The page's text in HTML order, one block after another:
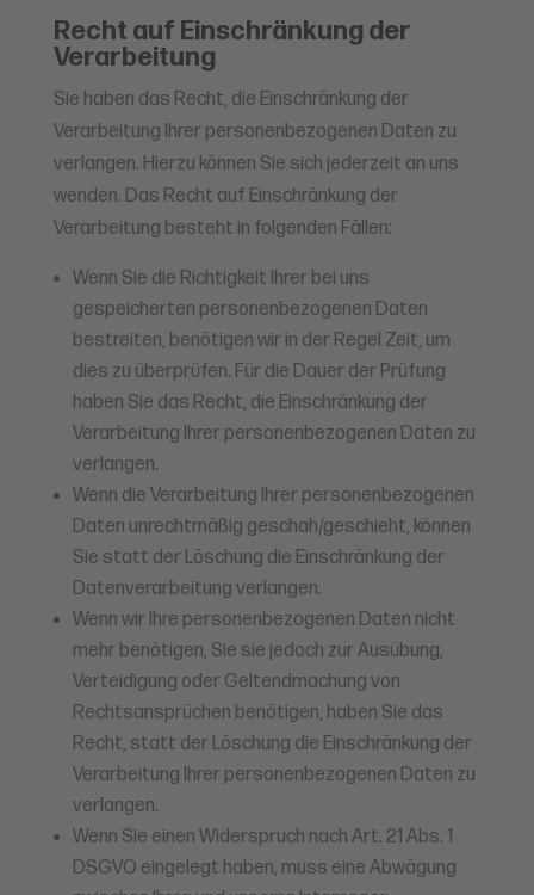
Recht auf Einschränkung der
Verarbeitung
Sie haben das Recht, die Einschränkung der
Verarbeitung Ihrer personenbezogenen Daten zu
verlangen. Hierzu können Sie sich jederzeit an uns
wenden. Das Recht auf Einschränkung der
Verarbeitung besteht in folgenden Fällen:
Wenn Sie die Richtigkeit Ihrer bei uns
gespeicherten personenbezogenen Daten
bestreiten, benötigen wir in der Regel Zeit, um
dies zu überprüfen. Für die Dauer der Prüfung
haben Sie das Recht, die Einschränkung der
Verarbeitung Ihrer personenbezogenen Daten zu
verlangen.
Wenn die Verarbeitung Ihrer personenbezogenen
Daten unrechtmäßig geschah/geschieht, können
Sie statt der Löschung die Einschränkung der
Datenverarbeitung verlangen.
Wenn wir Ihre personenbezogenen Daten nicht
mehr benötigen, Sie sie jedoch zur Ausübung,
Verteidigung oder Geltendmachung von
Rechtsansprüchen benötigen, haben Sie das
Recht, statt der Löschung die Einschränkung der
Verarbeitung Ihrer personenbezogenen Daten zu
verlangen.
Wenn Sie einen Widerspruch nach Art. 21 Abs. 1
DSGVO eingelegt haben, muss eine Abwägung